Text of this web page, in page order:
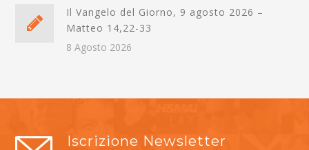
Il Vangelo del Giorno, 9 agosto 2026 –
Matteo 14,22-33
8 Agosto 2026
Iscrizione Newsletter